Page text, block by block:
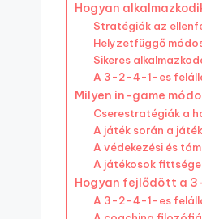
Hogyan
Stratégiák az
Helyzetfüggő
Sikeres
A 3-2-4-1-es
Milyen in-game
Cserestratégiák a
A játék során a
A védekezési és
A játékosok
Hogyan fejlődött a
A 3-2-4-1-es